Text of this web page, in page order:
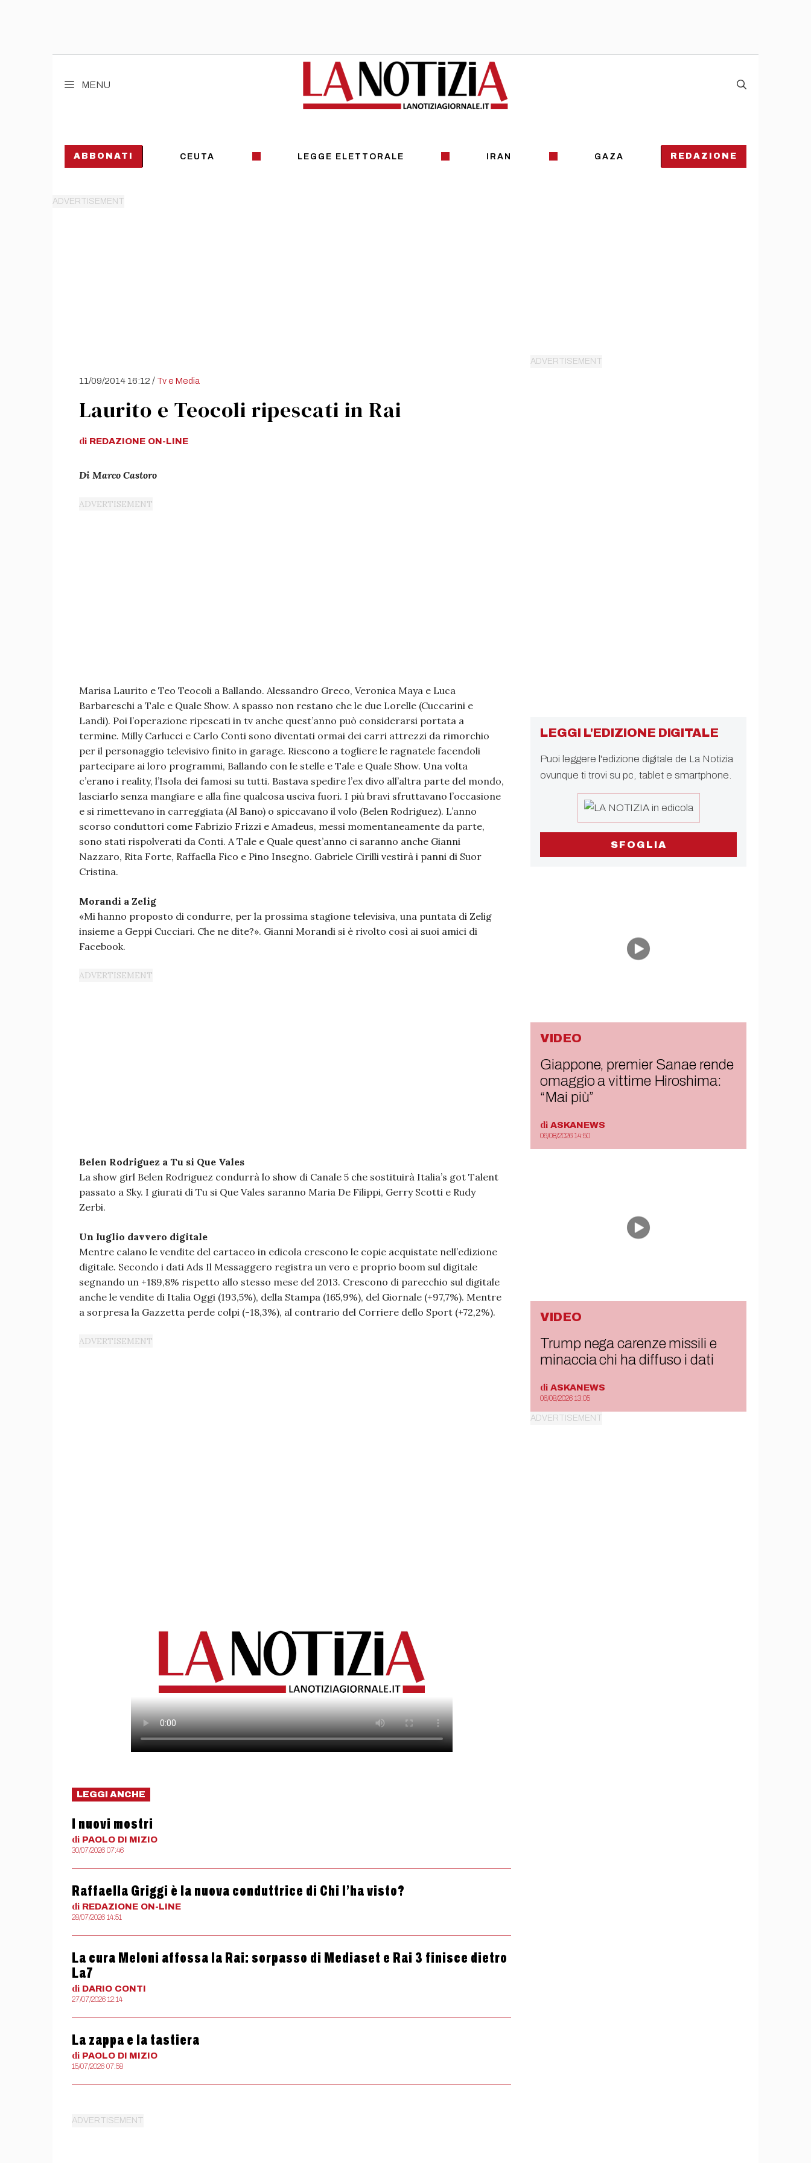
MENU
ABBONATI CEUTA LEGGE ELETTORALE IRAN GAZA REDAZIONE
11/09/2014 16:12 / Tv e Media
Laurito e Teocoli ripescati in Rai
di REDAZIONE ON-LINE
Di Marco Castoro
Marisa Laurito e Teo Teocoli a Ballando. Alessandro Greco, Veronica Maya e Luca
Barbareschi a Tale e Quale Show. A spasso non restano che le due Lorelle (Cuccarini e
Landi). Poi l’operazione ripescati in tv anche quest’anno può considerarsi portata a
termine. Milly Carlucci e Carlo Conti sono diventati ormai dei carri attrezzi da rimorchio
per il personaggio televisivo finito in garage. Riescono a togliere le ragnatele facendoli
partecipare ai loro programmi, Ballando con le stelle e Tale e Quale Show. Una volta
c’erano i reality, l’Isola dei famosi su tutti. Bastava spedire l’ex divo all’altra parte del mondo,
lasciarlo senza mangiare e alla fine qualcosa usciva fuori. I più bravi sfruttavano l’occasione
e si rimettevano in carreggiata (Al Bano) o spiccavano il volo (Belen Rodriguez). L’anno
scorso conduttori come Fabrizio Frizzi e Amadeus, messi momentaneamente da parte,
sono stati rispolverati da Conti. A Tale e Quale quest’anno ci saranno anche Gianni
Nazzaro, Rita Forte, Raffaella Fico e Pino Insegno. Gabriele Cirilli vestirà i panni di Suor
Cristina.
Morandi a Zelig
«Mi hanno proposto di condurre, per la prossima stagione televisiva, una puntata di Zelig
insieme a Geppi Cucciari. Che ne dite?». Gianni Morandi si è rivolto così ai suoi amici di
Facebook.
Belen Rodriguez a Tu si Que Vales
La show girl Belen Rodriguez condurrà lo show di Canale 5 che sostituirà Italia’s got Talent
passato a Sky. I giurati di Tu si Que Vales saranno Maria De Filippi, Gerry Scotti e Rudy
Zerbi.
Un luglio davvero digitale
Mentre calano le vendite del cartaceo in edicola crescono le copie acquistate nell’edizione
digitale. Secondo i dati Ads Il Messaggero registra un vero e proprio boom sul digitale
segnando un +189,8% rispetto allo stesso mese del 2013. Crescono di parecchio sul digitale
anche le vendite di Italia Oggi (193,5%), della Stampa (165,9%), del Giornale (+97,7%). Mentre
a sorpresa la Gazzetta perde colpi (-18,3%), al contrario del Corriere dello Sport (+72,2%).
LEGGI ANCHE
I nuovi mostri
di PAOLO DI MIZIO
30/07/2026 07:46
Raffaella Griggi è la nuova conduttrice di Chi l’ha visto?
di REDAZIONE ON-LINE
28/07/2026 14:51
La cura Meloni affossa la Rai: sorpasso di Mediaset e Rai 3 finisce dietro
La7
di DARIO CONTI
27/07/2026 12:14
La zappa e la tastiera
di PAOLO DI MIZIO
15/07/2026 07:58
LEGGI L'EDIZIONE DIGITALE
Puoi leggere l'edizione digitale de La Notizia
ovunque ti trovi su pc, tablet e smartphone.
SFOGLIA
VIDEO
Giappone, premier Sanae rende
omaggio a vittime Hiroshima:
“Mai più”
di ASKANEWS
06/08/2026 14:50
VIDEO
Trump nega carenze missili e
minaccia chi ha diffuso i dati
di ASKANEWS
06/08/2026 13:05